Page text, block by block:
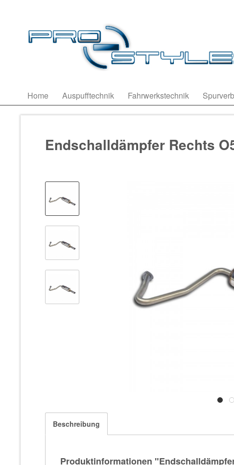
Home Auspufftechnik Fahrwerkstechnik
Endschalldämpfer Rechts
Beschreibung
Produktinformationen